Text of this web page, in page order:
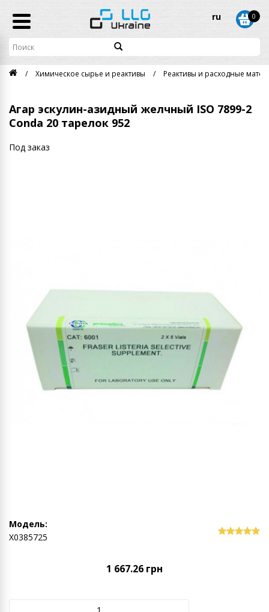
ru 0
Химическое сырье и реактивы Реактивы и расходные
Агар эскулин-азидный желчный ISO 7899-2
Conda 20 тарелок 952
Под заказ
Модель:
Х0385725
1 667.26 грн